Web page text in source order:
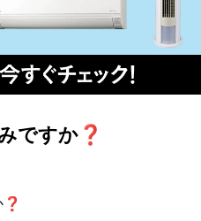
ですか❓